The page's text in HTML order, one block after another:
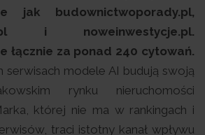
jak budownictwoporady.pl,
i noweinwestycje.pl.
łącznie za ponad 240 cytowań.
serwisach modele AI budują swoją
rynku nieruchomości
której nie ma w rankingach i
traci istotny kanał wpływu